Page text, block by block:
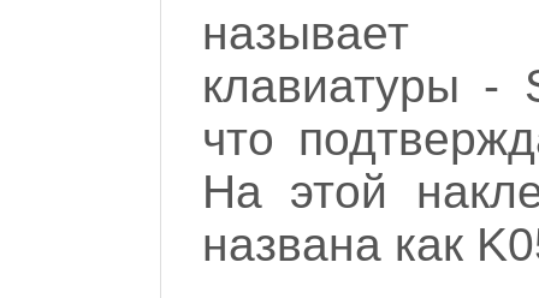
называет
клавиатуры -
что
На этой
названа как